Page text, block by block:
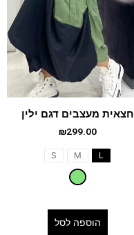
חצאית מעצבים דגם ילין
₪299.00
L
M
S
הוספה לסל